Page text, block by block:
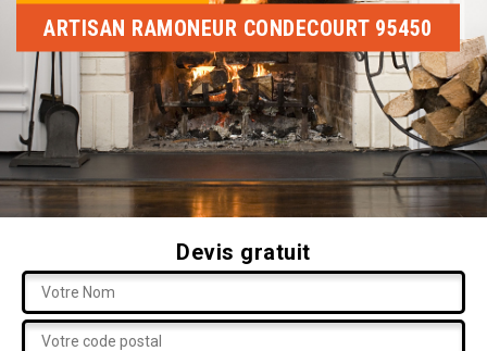
ARTISAN RAMONEUR CONDECOURT 95450
Devis gratuit